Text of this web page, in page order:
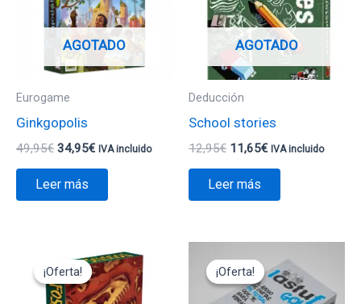
AGOTADO
Eurogame
Ginkgopolis
49,95€ 34,95€ IVA incluido
Leer más
AGOTADO
Deducción
School stories
12,95€ 11,65€ IVA incluido
Leer más
¡Oferta!
¡Oferta!
precio
original
era:
precio
actual
es:
¡Oferta!
¡Oferta!
precio
original
era:
precio
actual
es: